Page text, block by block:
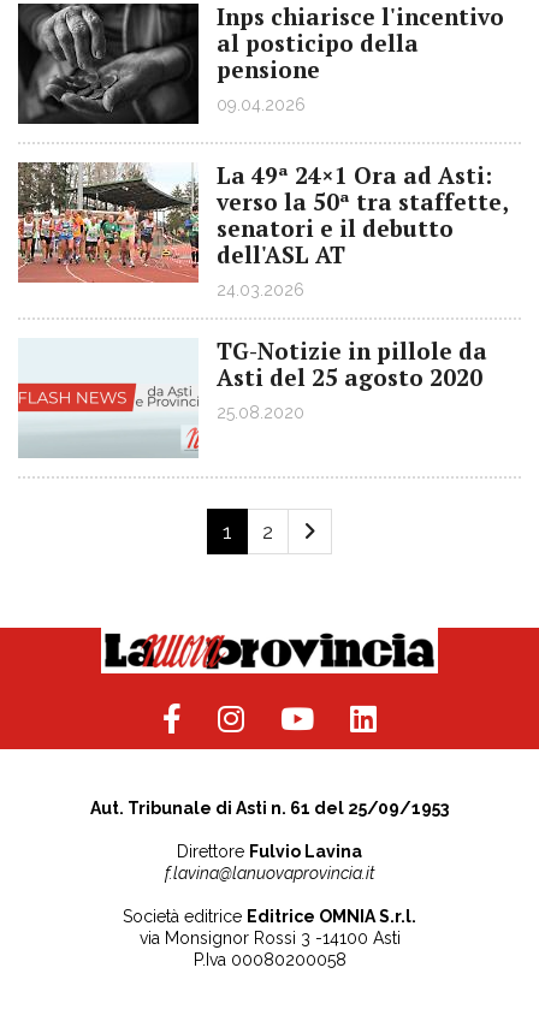
Inps chiarisce l'incentivo
al posticipo della
pensione
09.04.2026
La 49ª 24×1 Ora ad Asti:
verso la 50ª tra staffette,
senatori e il debutto
dell'ASL AT
24.03.2026
TG-Notizie in pillole da
Asti del 25 agosto 2020
25.08.2020
1 2
Aut. Tribunale di Asti n. 61 del 25/09/1953
Direttore Fulvio Lavina
f.lavina@lanuovaprovincia.it
Società editrice Editrice OMNIA S.r.l.
via Monsignor Rossi 3 -14100 Asti
P.Iva 00080200058